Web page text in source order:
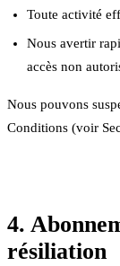
Toute activité
Nous avertir
accès non
Nous pouvons
Conditions (voir
4.
résiliation